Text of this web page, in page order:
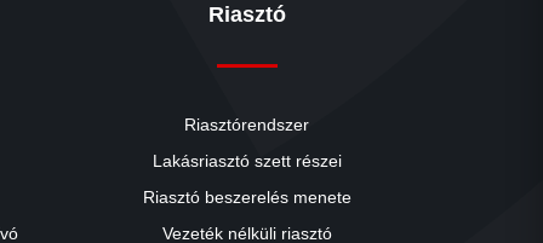
Riasztó
Riasztórendszer
Lakásriasztó szett részei
Riasztó beszerelés menete
Vezeték nélküli riasztó